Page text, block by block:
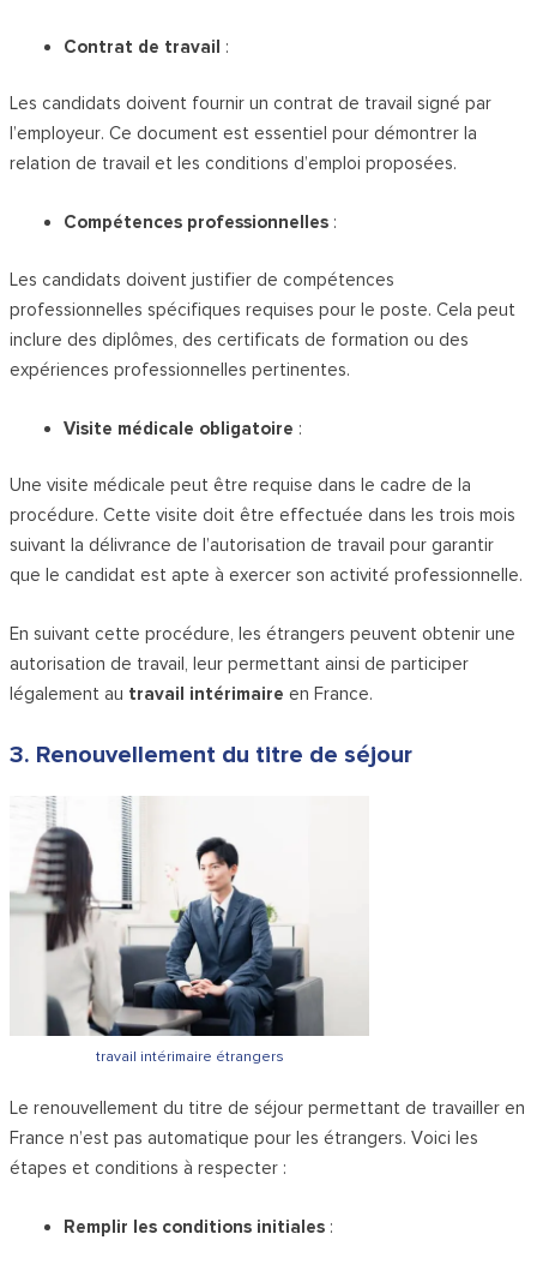
Contrat de travail :
Les candidats doivent fournir un contrat de travail signé par
l’employeur. Ce document est essentiel pour démontrer la
relation de travail et les conditions d’emploi proposées.
Compétences professionnelles :
Les candidats doivent justifier de compétences
professionnelles spécifiques requises pour le poste. Cela peut
inclure des diplômes, des certificats de formation ou des
expériences professionnelles pertinentes.
Visite médicale obligatoire :
Une visite médicale peut être requise dans le cadre de la
procédure. Cette visite doit être effectuée dans les trois mois
suivant la délivrance de l’autorisation de travail pour garantir
que le candidat est apte à exercer son activité professionnelle.
En suivant cette procédure, les étrangers peuvent obtenir une
autorisation de travail, leur permettant ainsi de participer
légalement au travail intérimaire en France.
3. Renouvellement du titre de séjour
travail intérimaire étrangers
Le renouvellement du titre de séjour permettant de travailler en
France n’est pas automatique pour les étrangers. Voici les
étapes et conditions à respecter :
Remplir les conditions initiales :